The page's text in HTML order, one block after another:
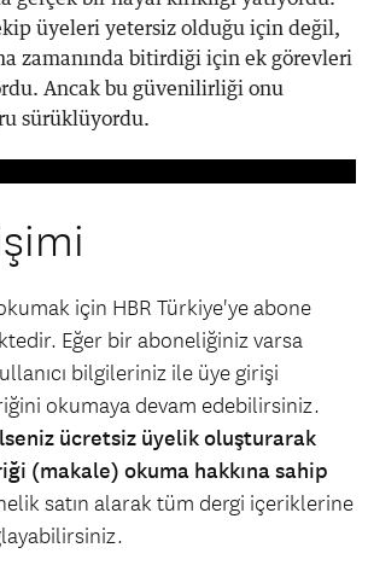
üyeleri yetersiz olduğu için değil,
zamanında bitirdiği için ek görevleri
Ancak bu güvenilirliği onu
sürüklüyordu.
için HBR Türkiye'ye abone
Eğer bir aboneliğiniz varsa
bilgileriniz ile üye girişi
okumaya devam edebilirsiniz.
ücretsiz üyelik oluşturarak
(makale) okuma hakkına sahip
satın alarak tüm dergi içeriklerine